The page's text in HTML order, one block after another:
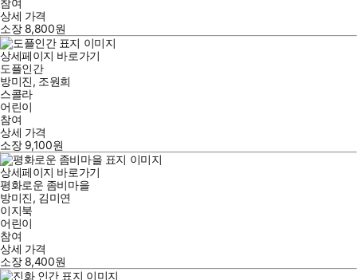
참여
상세 가격
소장 8,800원
상세페이지 바로가기
도플인간
방미진, 조원희
스콜라
어린이
참여
상세 가격
소장 9,100원
상세페이지 바로가기
평화로운 좀비마을
방미진, 김미연
이지북
어린이
참여
상세 가격
소장 8,400원